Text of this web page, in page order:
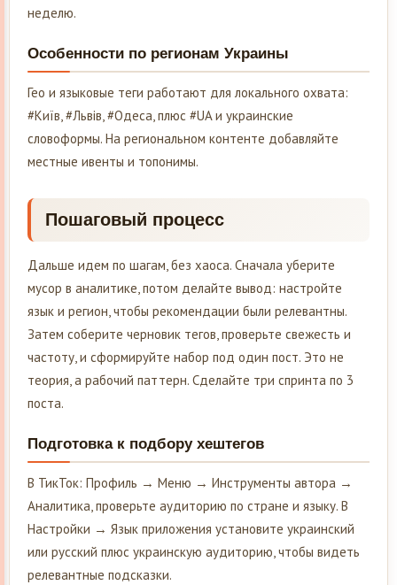
неделю.
Особенности по регионам Украины
Гео и языковые теги работают для локального охвата:
#Київ, #Львів, #Одеса, плюс #UA и украинские
словоформы. На региональном контенте добавляйте
местные ивенты и топонимы.
Пошаговый процесс
Дальше идем по шагам, без хаоса. Сначала уберите
мусор в аналитике, потом делайте вывод: настройте
язык и регион, чтобы рекомендации были релевантны.
Затем соберите черновик тегов, проверьте свежесть и
частоту, и сформируйте набор под один пост. Это не
теория, а рабочий паттерн. Сделайте три спринта по 3
поста.
Подготовка к подбору хештегов
В ТикТок: Профиль → Меню → Инструменты автора →
Аналитика, проверьте аудиторию по стране и языку. В
Настройки → Язык приложения установите украинский
или русский плюс украинскую аудиторию, чтобы видеть
релевантные подсказки.